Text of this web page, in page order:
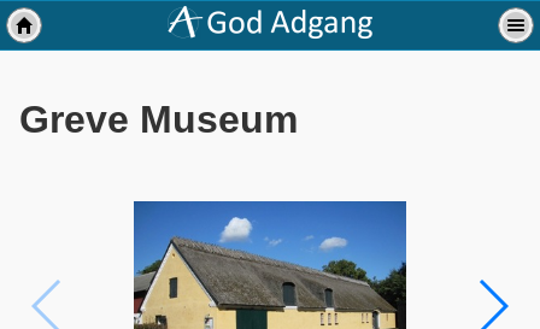
Greve Museum